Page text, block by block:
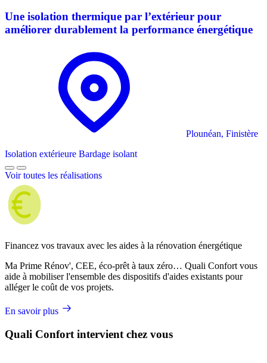
Une isolation thermique par l’extérieur pour
améliorer durablement la performance énergétique
Plounéan, Finistère
Isolation extérieure Bardage isolant
Voir toutes les réalisations
Financez vos travaux avec les aides à la rénovation énergétique
Ma Prime Rénov', CEE, éco-prêt à taux zéro… Quali Confort vous
aide à mobiliser l'ensemble des dispositifs d'aides existants pour
alléger le coût de vos projets.
En savoir plus
Quali Confort intervient chez vous